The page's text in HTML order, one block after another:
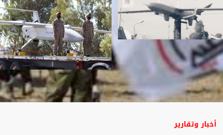
أخبار وتقارير